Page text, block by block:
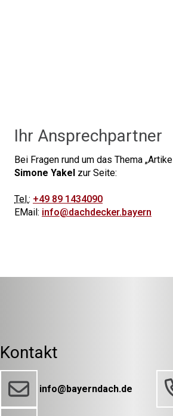
Ihr Ansprechpartner
Bei Fragen rund um das Thema Artikel
Simone Yakel zur Seite:
Tel.: +49 89 1434090
EMail: info@dachdecker.bayern
Kontakt
info@bayerndach.de